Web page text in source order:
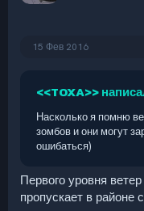
15 Фев 2016
<<TOXA>>
Насколько я помню
зомбов и они могут
ошибаться)
Первого уровня
пропускает в районе